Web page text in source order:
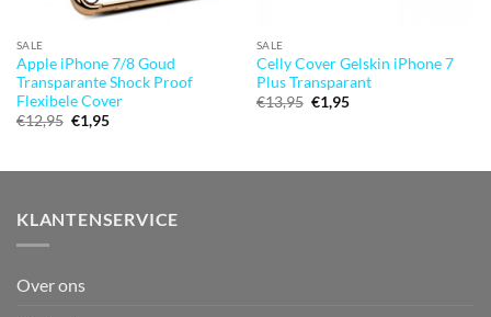
SALE
Apple iPhone 7/8 Goud
Transparante Shock Proof
Flexibele Cover
€12,95 Oorspronkelijke
prijs
€1,95Huidige
SALE
Celly Cover Gelskin iPhone 7
Plus Transparant
€13,95 Oorspronkelijke
prijs
€1,95Huidige
KLANTENSERVICE
Over ons